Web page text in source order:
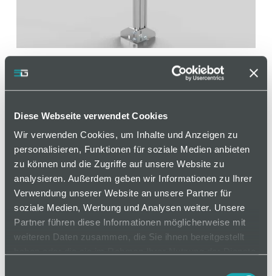
Diese Webseite verwendet Cookies
Wir verwenden Cookies, um Inhalte und Anzeigen zu
personalisieren, Funktionen für soziale Medien anbieten
zu können und die Zugriffe auf unsere Website zu
analysieren. Außerdem geben wir Informationen zu Ihrer
Verwendung unserer Website an unsere Partner für
soziale Medien, Werbung und Analysen weiter. Unsere
Partner führen diese Informationen möglicherweise mit
weiteren Daten zusammen, die Sie ihnen bereitgestellt
Systemstütze
Artikelnummer 120000337 / Alte Materialnummer:
208999473
Systemstütze komplett montiert inklusive
Fußplatte, Strebenprofil, Abdeckkappe und